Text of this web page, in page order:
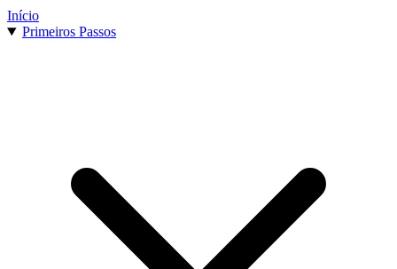
Início
Primeiros Passos